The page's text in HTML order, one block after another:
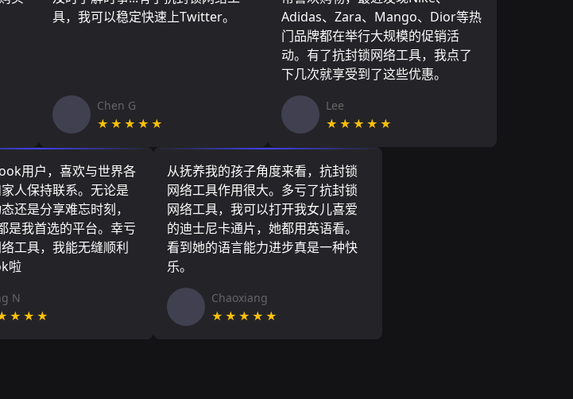
具，我可以稳定快速上Twitter。
Chen G
★★★★★
Adidas、Zara、Mango、Dior等热
门品牌都在举行大规模的促销活
动。有了抗封锁网络工具，我点了
下几次就享受到了这些优惠。
Lee
★★★★★
用户，喜欢与世界各
人保持联系。无论是
还是分享难忘时刻，
是我首选的平台。幸亏
工具，我能无缝顺利
啦
N
从抚养我的孩子角度来看，抗封锁
网络工具作用很大。多亏了抗封锁
网络工具，我可以打开我女儿喜爱
的迪士尼卡通片，她都用英语看。
看到她的语言能力进步真是一种快
乐。
Chaoxiang
★★★★★